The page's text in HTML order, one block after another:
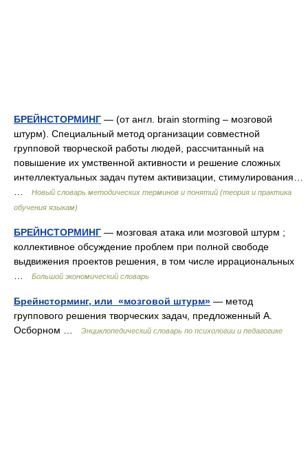
БРЕЙНСТОРМИНГ — (от англ. brain storming – мозговой
штурм). Специальный метод организации совместной
групповой творческой работы людей, рассчитанный на
повышение их умственной активности и решение сложных
интеллектуальных задач путем активизации, стимулирования…
Новый словарь методических терминов и понятий (теория и практика
обучения языкам)
БРЕЙНСТОРМИНГ — мозговая атака или мозговой штурм ;
коллективное обсуждение проблем при полной свободе
выдвижения проектов решения, в том числе иррациональных
Большой экономический словарь
Брейнсторминг, или «мозговой штурм» — метод
группового решения творческих задач, предложенный А.
Осборном …
Энциклопедический словарь по психологии и педагогике